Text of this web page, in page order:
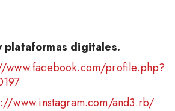
plataformas digitales.
www.facebook.com/profile.php?
www.instagram.com/and3.rb/